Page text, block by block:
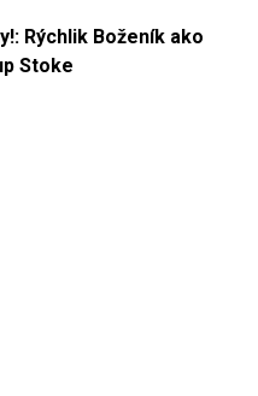
Rýchlik Boženík ako
Stoke